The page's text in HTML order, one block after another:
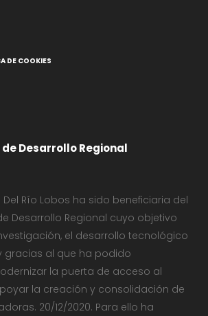
DE COOKIES
de Desarrollo Regional
Río Lobos ha sido beneficiaria del
Desarrollo Regional cuyo objetivo
el desarrollo tecnológico
gracias al que ha podido
la puerta de acceso al
la creación y consolidación de
20/12/2020. Para ello ha